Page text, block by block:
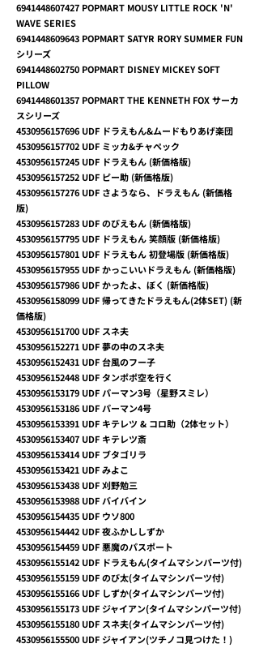
6941448607427 POPMART MOUSY LITTLE ROCK 'N'
WAVE SERIES
6941448609643 POPMART SATYR RORY SUMMER FUN
シリーズ
6941448602750 POPMART DISNEY MICKEY SOFT
PILLOW
6941448601357 POPMART THE KENNETH FOX サーカ
スシリーズ
4530956157696 UDF ドラえもん&ムードもりあげ楽団
4530956157702 UDF ミッカ&チャペック
4530956157245 UDF ドラえもん (新価格版)
4530956157252 UDF ピー助 (新価格版)
4530956157276 UDF さようなら、ドラえもん (新価格
版)
4530956157283 UDF のびえもん (新価格版)
4530956157795 UDF ドラえもん 笑顔版 (新価格版)
4530956157801 UDF ドラえもん 初登場版 (新価格版)
4530956157955 UDF かっこいいドラえもん (新価格版)
4530956157986 UDF かったよ、ぼく (新価格版)
4530956158099 UDF 帰ってきたドラえもん(2体SET) (新
価格版)
4530956151700 UDF スネ夫
4530956152271 UDF 夢の中のスネ夫
4530956152431 UDF 台風のフー子
4530956152448 UDF タンポポ空を行く
4530956153179 UDF パーマン3号（星野スミレ）
4530956153186 UDF パーマン4号
4530956153391 UDF キテレツ & コロ助（2体セット）
4530956153407 UDF キテレツ斎
4530956153414UDF ブタゴリラ
4530956153421 UDF みよこ
4530956153438 UDF 刈野勉三
4530956153988 UDF バイバイン
4530956154435 UDF ウソ800
4530956154442 UDF 夜ふかししずか
4530956154459 UDF 悪魔のパスポート
4530956155142 UDF ドラえもん(タイムマシンパーツ付)
4530956155159 UDF のび太(タイムマシンパーツ付)
4530956155166 UDF しずか(タイムマシンパーツ付)
4530956155173 UDF ジャイアン(タイムマシンパーツ付)
4530956155180 UDF スネ夫(タイムマシンパーツ付)
4530956155500 UDF ジャイアン(ツチノコ見つけた！)